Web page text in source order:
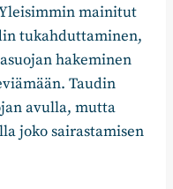
mainitut
tukahduttaminen,
hakeminen
Taudin
avulla, mutta
joko sairastamisen